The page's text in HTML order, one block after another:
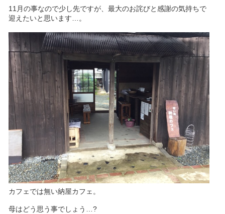
11月の事なので少し先ですが、最大のお詫びと感謝の気持ちで
迎えたいと思います…。
カフェでは無い納屋カフェ。
母はどう思う事でしょう…?